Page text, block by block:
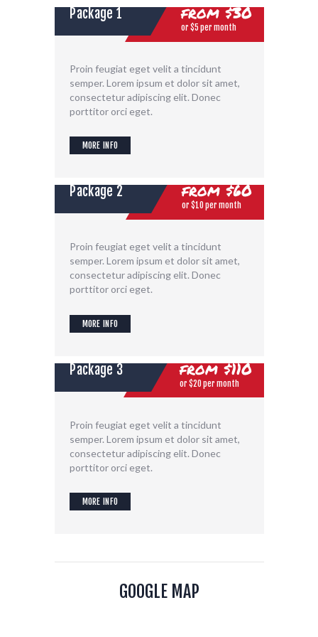
Package 1 from$30
or $5 per month
Proin feugiat eget velit a tincidunt
semper. Lorem ipsum et dolor sit amet,
consectetur adipiscing elit. Donec
porttitor orci eget.
MORE INFO
Package 2 from$60
or $10 per month
Proin feugiat eget velit a tincidunt
semper. Lorem ipsum et dolor sit amet,
consectetur adipiscing elit. Donec
porttitor orci eget.
MORE INFO
Package 3 from$110
or $20 per month
Proin feugiat eget velit a tincidunt
semper. Lorem ipsum et dolor sit amet,
consectetur adipiscing elit. Donec
porttitor orci eget.
MORE INFO
GOOGLE MAP